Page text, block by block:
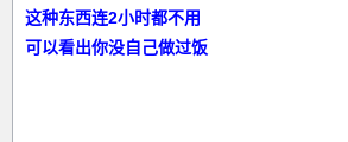
这种东西连2小时都不用
可以看出你没自己做过饭